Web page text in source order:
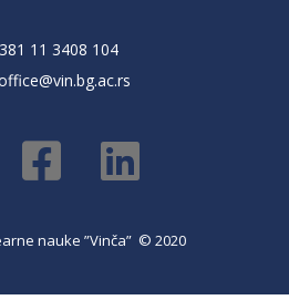
11 3408 104
nauke ”Vinča” © 2020